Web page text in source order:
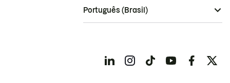
Português (Brasil)